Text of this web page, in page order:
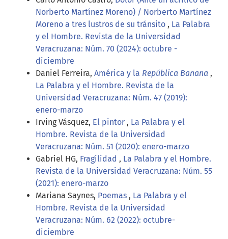
Norberto Martínez Moreno) / Norberto Martínez
Moreno a tres lustros de su tránsito , La Palabra
y el Hombre. Revista de la Universidad
Veracruzana: Núm. 70 (2024): octubre -
diciembre
Daniel Ferreira, América y la República Banana ,
La Palabra y el Hombre. Revista de la
Universidad Veracruzana: Núm. 47 (2019):
enero-marzo
Irving Vásquez, El pintor , La Palabra y el
Hombre. Revista de la Universidad
Veracruzana: Núm. 51 (2020): enero-marzo
Gabriel HG, Fragilidad , La Palabra y el Hombre.
Revista de la Universidad Veracruzana: Núm. 55
(2021): enero-marzo
Mariana Saynes, Poemas , La Palabra y el
Hombre. Revista de la Universidad
Veracruzana: Núm. 62 (2022): octubre-
diciembre